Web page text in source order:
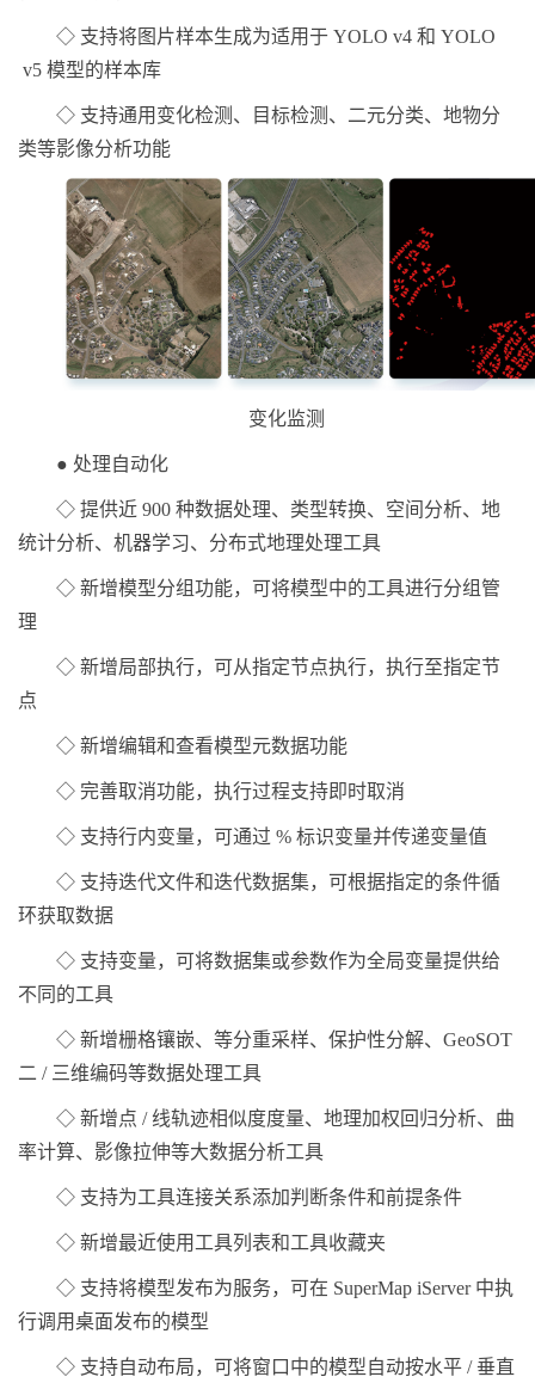
◇ 支持将图片样本生成为适用于 YOLO v4 和 YOLO
v5 模型的样本库
◇ 支持通用变化检测、目标检测、二元分类、地物分
类等影像分析功能
变化监测
● 处理自动化
◇ 提供近 900 种数据处理、类型转换、空间分析、地
统计分析、机器学习、分布式地理处理工具
◇ 新增模型分组功能，可将模型中的工具进行分组管
理
◇ 新增局部执行，可从指定节点执行，执行至指定节
点
◇ 新增编辑和查看模型元数据功能
◇ 完善取消功能，执行过程支持即时取消
◇ 支持行内变量，可通过 % 标识变量并传递变量值
◇ 支持迭代文件和迭代数据集，可根据指定的条件循
环获取数据
◇ 支持变量，可将数据集或参数作为全局变量提供给
不同的工具
◇ 新增栅格镶嵌、等分重采样、保护性分解、GeoSOT
二 / 三维编码等数据处理工具
◇ 新增点 / 线轨迹相似度度量、地理加权回归分析、曲
率计算、影像拉伸等大数据分析工具
◇ 支持为工具连接关系添加判断条件和前提条件
◇ 新增最近使用工具列表和工具收藏夹
◇ 支持将模型发布为服务，可在 SuperMap iServer 中执
行调用桌面发布的模型
◇ 支持自动布局，可将窗口中的模型自动按水平 / 垂直